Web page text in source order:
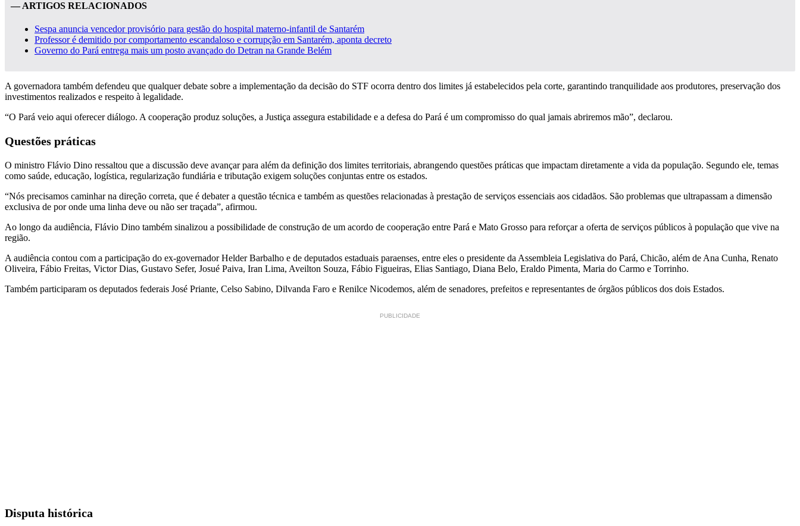
— ARTIGOS RELACIONADOS
Sespa anuncia vencedor provisório para gestão do hospital materno-infantil de Santarém
Professor é demitido por comportamento escandaloso e corrupção em Santarém, aponta decreto
Governo do Pará entrega mais um posto avançado do Detran na Grande Belém
A governadora também defendeu que qualquer debate sobre a implementação da decisão do STF ocorra dentro dos limites já estabelecidos pela corte, garantindo tranquilidade aos produtores, preservação dos
investimentos realizados e respeito à legalidade.
“O Pará veio aqui oferecer diálogo. A cooperação produz soluções, a Justiça assegura estabilidade e a defesa do Pará é um compromisso do qual jamais abriremos mão”, declarou.
Questões práticas
O ministro Flávio Dino ressaltou que a discussão deve avançar para além da definição dos limites territoriais, abrangendo questões práticas que impactam diretamente a vida da população. Segundo ele, temas
como saúde, educação, logística, regularização fundiária e tributação exigem soluções conjuntas entre os estados.
“Nós precisamos caminhar na direção correta, que é debater a questão técnica e também as questões relacionadas à prestação de serviços essenciais aos cidadãos. São problemas que ultrapassam a dimensão
exclusiva de por onde uma linha deve ou não ser traçada”, afirmou.
Ao longo da audiência, Flávio Dino também sinalizou a possibilidade de construção de um acordo de cooperação entre Pará e Mato Grosso para reforçar a oferta de serviços públicos à população que vive na
região.
A audiência contou com a participação do ex-governador Helder Barbalho e de deputados estaduais paraenses, entre eles o presidente da Assembleia Legislativa do Pará, Chicão, além de Ana Cunha, Renato
Oliveira, Fábio Freitas, Victor Dias, Gustavo Sefer, Josué Paiva, Iran Lima, Aveilton Souza, Fábio Figueiras, Elias Santiago, Diana Belo, Eraldo Pimenta, Maria do Carmo e Torrinho.
Também participaram os deputados federais José Priante, Celso Sabino, Dilvanda Faro e Renilce Nicodemos, além de senadores, prefeitos e representantes de órgãos públicos dos dois Estados.
PUBLICIDADE
Disputa histórica